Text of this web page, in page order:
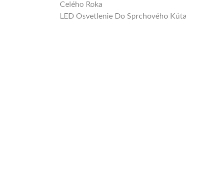
Celého Roka
LED Osvetlenie Do Sprchového Kúta